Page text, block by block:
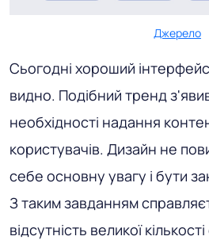
Джерело
Сьогодні хороший
видно. Подібний тренд
необхідності надання
користувачів. Дизайн не
себе основну увагу і бути
З таким завданням
відсутність великої